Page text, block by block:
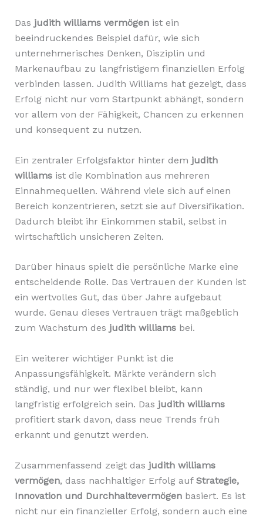
Das judith williams vermögenist ein
beeindruckendes Beispiel dafür, wie sich
unternehmerisches Denken, Disziplin und
Markenaufbau zu langfristigem finanziellen Erfolg
verbinden lassen. Judith Williams hat gezeigt, dass
Erfolg nicht nur vom Startpunkt abhängt, sondern
vor allem von der Fähigkeit, Chancen zu erkennen
und konsequent zu nutzen.
Ein zentraler Erfolgsfaktor hinter dem judith
williamsist die Kombination aus mehreren
Einnahmequellen. Während viele sich auf einen
Bereich konzentrieren, setzt sie auf Diversifikation.
Dadurch bleibt ihr Einkommen stabil, selbst in
wirtschaftlich unsicheren Zeiten.
Darüber hinaus spielt die persönliche Marke eine
entscheidende Rolle. Das Vertrauen der Kunden ist
ein wertvolles Gut, das über Jahre aufgebaut
wurde. Genau dieses Vertrauen trägt maßgeblich
zum Wachstum des judith williams bei.
Ein weiterer wichtiger Punkt ist die
Anpassungsfähigkeit. Märkte verändern sich
ständig, und nur wer flexibel bleibt, kann
langfristig erfolgreich sein. Das judith williams
profitiert stark davon, dass neue Trends früh
erkannt und genutzt werden.
Zusammenfassend zeigt das judith williams
vermögen, dass nachhaltiger Erfolg auf Strategie,
Innovation und Durchhaltevermögenbasiert. Es ist
nicht nur ein finanzieller Erfolg, sondern auch eine